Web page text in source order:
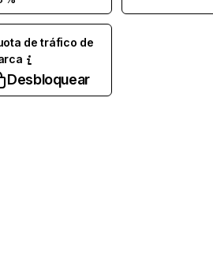
de tráfico de
Desbloquear